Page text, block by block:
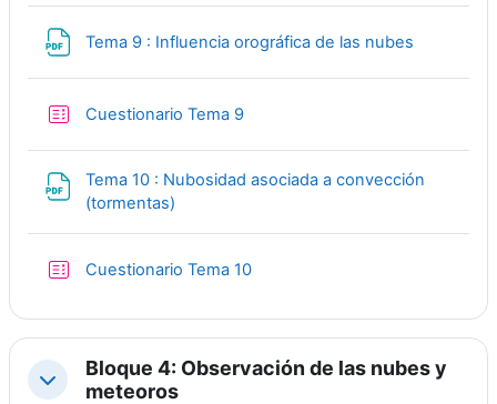
Tema 9 : Influencia orográfica de las nubes
Cuestionario Tema 9Quiz
Tema 10 : Nubosidad asociada a convección
(tormentas)
Cuestionario Tema 10Quiz
Collapse
Bloque 4: Observación de las nubes y
meteoros